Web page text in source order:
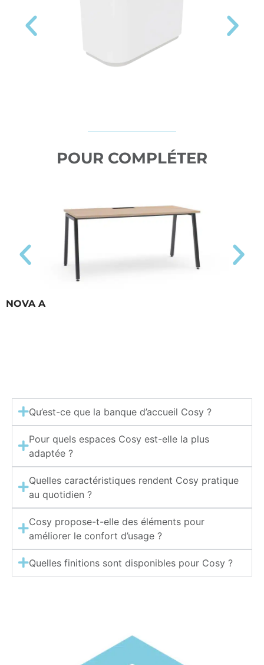
POUR COMPLÉTER
NOVA A
Qu’est-ce que la banque d’accueil Cosy ?
Pour quels espaces Cosy est-elle la plus
adaptée ?
Quelles caractéristiques rendent Cosy pratique
au quotidien ?
Cosy propose-t-elle des éléments pour
améliorer le confort d’usage ?
Quelles finitions sont disponibles pour Cosy ?